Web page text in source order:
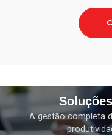
A gestão completa